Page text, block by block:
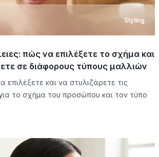
Styling
πώς να επιλέξετε το σχήμα και
σε διάφορους τύπους μαλλιών
και να στυλιζάρετε τις
το σχήμα του προσώπου και τον τύπο